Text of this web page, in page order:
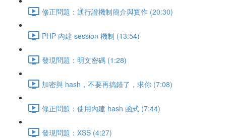
修正問題：通行證機制簡介與實作 (20:30)
PHP 內建 session 機制 (13:54)
發現問題：明文密碼 (1:28)
加密與 hash，不要再搞錯了，求你 (7:08)
修正問題：使用內建 hash 函式 (7:44)
發現問題：XSS (4:27)